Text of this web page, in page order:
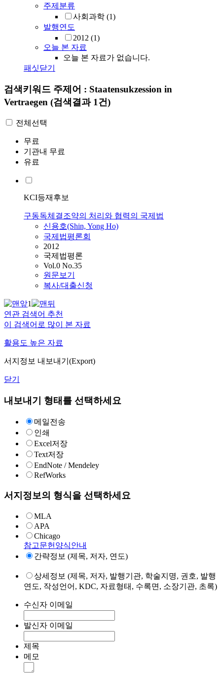
주제분류
사회과학 (1)
발행연도
2012 (1)
오늘 본 자료
오늘 본 자료가 없습니다.
패싯닫기
검색키워드 주제어 : Staatensukzession in
Vertraegen (검색결과 1건)
전체선택
무료
기관내 무료
유료
KCI등재후보
구동독체결조약의 처리와 협력의 국제법
신용호(Shin, Yong Ho)
국제법평론회
2012
국제법평론
Vol.0 No.35
원문보기
복사/대출신청
1
연관 검색어 추천
이 검색어로 많이 본 자료
활용도 높은 자료
서지정보 내보내기(Export)
닫기
내보내기 형태를 선택하세요
메일전송
인쇄
Excel저장
Text저장
EndNote / Mendeley
RefWorks
서지정보의 형식을 선택하세요
MLA
APA
Chicago
참고문헌양식안내
간략정보 (제목, 저자, 연도)
상세정보 (제목, 저자, 발행기관, 학술지명, 권호, 발행
연도, 작성언어, KDC, 자료형태, 수록면, 소장기관, 초록)
수신자 이메일
발신자 이메일
제목
메모